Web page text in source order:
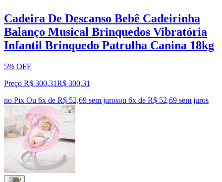
Cadeira De Descanso Bebê Cadeirinha
Balanço Musical Brinquedos Vibratória
Infantil Brinquedo Patrulha Canina 18kg
5% OFF
Preço R$ 300,31R$ 300,31
no Pix Ou 6x de R$ 52,69 sem jurosou 6x de R$ 52,69 sem juros